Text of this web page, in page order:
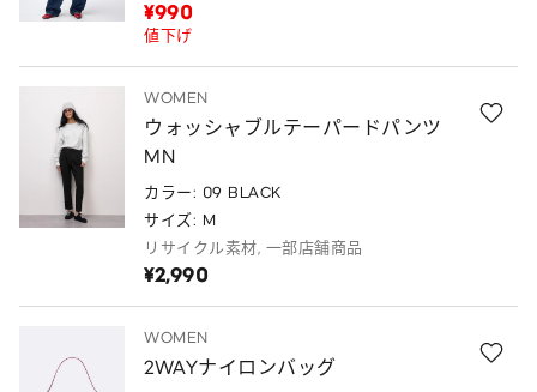
¥990
値下げ
WOMEN
ウォッシャブルテーパードパンツ
MN
カラー: 09 BLACK
サイズ: M
リサイクル素材, 一部店舗商品
¥2,990
WOMEN
2WAYナイロンバッグ